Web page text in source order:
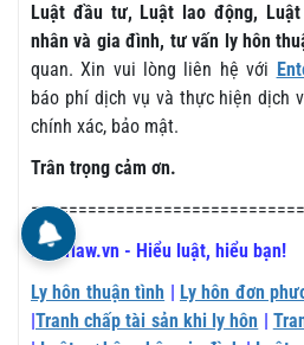
Luật đầu tư, Luật lao động,
nhân và gia đình, tư vấn ly hôn
quan. Xin vui lòng liên hệ với
báo phí dịch vụ và thực hiện dịch
chính xác, bảo mật.
Trân trọng cảm ơn.
Enterlaw.vn - Hiểu luật, hiểu bạn!
Ly hôn thuận tình
Ly hôn đơn
Tranh chấp tài sản khi ly hôn